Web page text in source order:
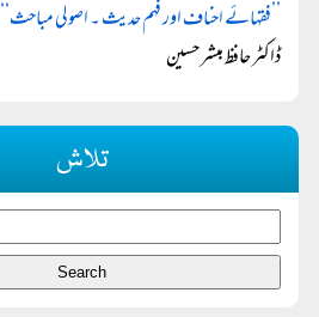
’’فقہائے احناف اور فہم حدیث ۔ اصولی مباحث‘‘
ڈاکٹر حافظ مبشر حسین
تلاش